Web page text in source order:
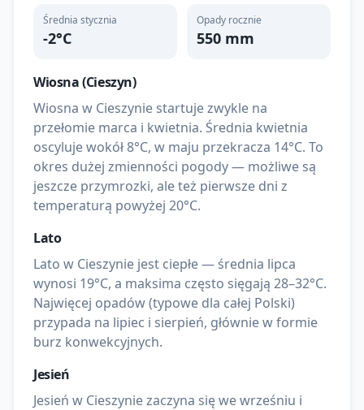
Średnia stycznia
-2°C
Opady rocznie
550 mm
Wiosna (Cieszyn)
Wiosna w Cieszynie startuje zwykle na
przełomie marca i kwietnia. Średnia kwietnia
oscyluje wokół 8°C, w maju przekracza 14°C. To
okres dużej zmienności pogody — możliwe są
jeszcze przymrozki, ale też pierwsze dni z
temperaturą powyżej 20°C.
Lato
Lato w Cieszynie jest ciepłe — średnia lipca
wynosi 19°C, a maksima często sięgają 28–32°C.
Najwięcej opadów (typowe dla całej Polski)
przypada na lipiec i sierpień, głównie w formie
burz konwekcyjnych.
Jesień
Jesień w Cieszynie zaczyna się we wrześniu i